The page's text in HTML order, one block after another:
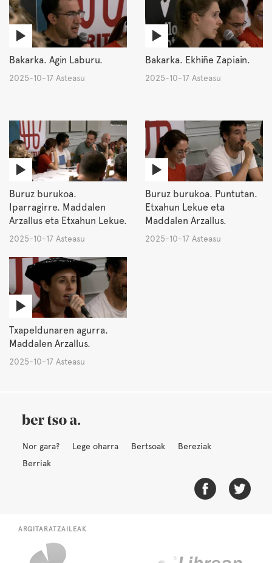
Bakarka. Agin Laburu.
2025-10-17 Asteasu
Bakarka. Ekhiñe Zapiain.
2025-10-17 Asteasu
Buruz burukoa.
Iparragirre. Maddalen
Arzallus eta Etxahun Lekue.
2025-10-17 Asteasu
Buruz burukoa. Puntutan.
Etxahun Lekue eta
Maddalen Arzallus.
2025-10-17 Asteasu
Txapeldunaren agurra.
Maddalen Arzallus.
2025-10-17 Asteasu
Nor gara? Lege oharra Bertsoak
Bereziak
Berriak
ARGITARATZAILEAK